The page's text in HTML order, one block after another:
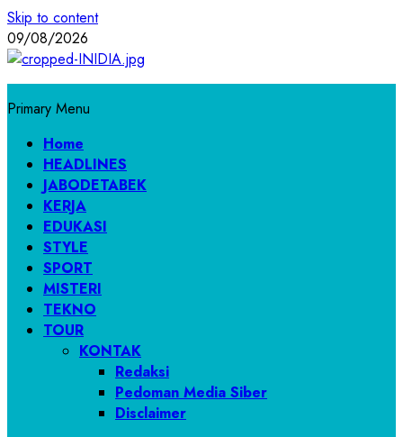
Skip to content
09/08/2026
Primary Menu
Home
HEADLINES
JABODETABEK
KERJA
EDUKASI
STYLE
SPORT
MISTERI
TEKNO
TOUR
KONTAK
Redaksi
Pedoman Media Siber
Disclaimer